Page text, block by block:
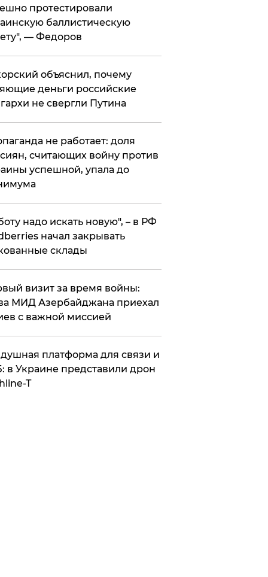
протестировали
баллистическую
— Федоров
объяснил, почему
деньги российские
не свергли Путина
не работает: доля
считающих войну против
успешной, упала до
надо искать новую", – в РФ
начал закрывать
склады
визит за время войны:
МИД Азербайджана приехал
с важной миссией
платформа для связи и
в Украине представили дрон
T